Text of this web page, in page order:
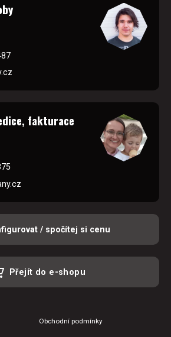
fakturace
/ spočítej si cenu
Přejít do e-shopu
Obchodní podmínky